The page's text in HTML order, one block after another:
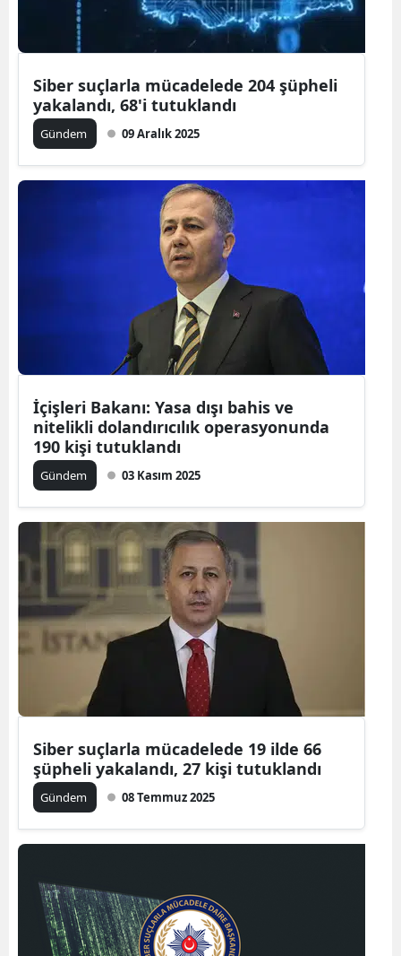
Siber suçlarla mücadelede 204 şüpheli
yakalandı, 68'i tutuklandı
Gündem 09 Aralık 2025
İçişleri Bakanı: Yasa dışı bahis ve
nitelikli dolandırıcılık operasyonunda
190 kişi tutuklandı
Gündem 03 Kasım 2025
Siber suçlarla mücadelede 19 ilde 66
şüpheli yakalandı, 27 kişi tutuklandı
Gündem 08 Temmuz 2025